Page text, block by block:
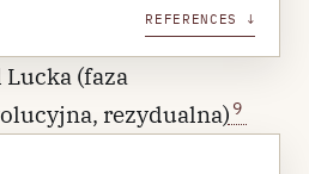
REFERENCES ↓
(faza
rezydualna) 9